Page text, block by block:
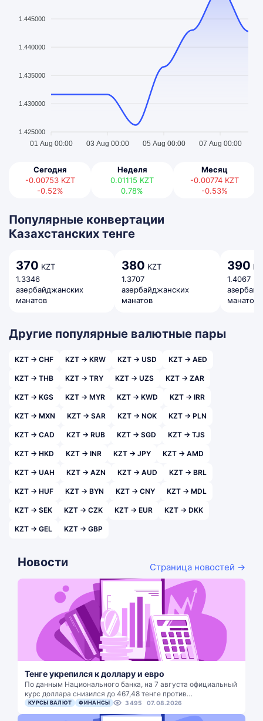
1.445000
1.440000
1.435000
1.430000
1.425000
01 Aug 00:00 03 Aug 00:00 05 Aug 00:00 07 Aug 00:00
Сегодня
-0.00753 KZT
-0.52%
Неделя
0.01115 KZT
0.78%
Месяц
-0.00774 KZT
-0.53%
Популярные конвертации
Казахстанских тенге
370 KZT
1.3346
азербайджанских
манатов
380 KZT
1.3707
азербайджанских
манатов
390
1.4067
манатов
Другие популярные валютные пары
KZT → CHF KZT → KRW KZT → USD KZT → AED
KZT → THB KZT → TRY KZT → UZS KZT → ZAR
KZT → KGS KZT → MYR KZT → KWD KZT → IRR
KZT → MXN KZT → SAR KZT → NOK KZT → PLN
KZT → CAD KZT → RUB KZT → SGD KZT → TJS
KZT → HKD KZT → INR KZT → JPY KZT → AMD
KZT → UAH KZT → AZN KZT → AUD KZT → BRL
KZT → HUF KZT → BYN KZT → CNY KZT → MDL
KZT → SEK KZT → CZK KZT → EUR KZT → DKK
KZT → GEL KZT → GBP
Новости Страница новостей →
Тенге укрепился к доллару и евро
По данным Национального банка, на 7 августа официальный
курс доллара снизился до 467,48 тенге против…
КУРСЫ ВАЛЮТ ФИНАНСЫ 3495 07.08.2026